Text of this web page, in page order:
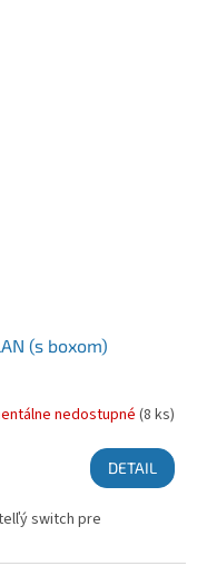
(s boxom)
nedostupné (8 ks)
DETAIL
switch pre